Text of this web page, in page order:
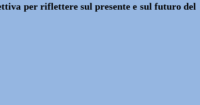
per riflettere sul presente e sul futuro del